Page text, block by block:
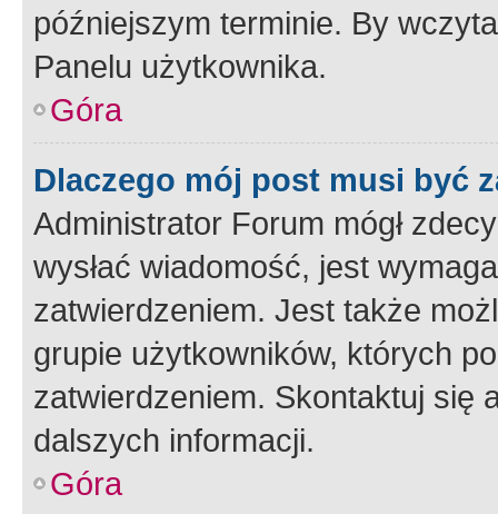
późniejszym terminie. By
Panelu użytkownika.
Góra
Dlaczego mój post musi być
Administrator Forum mógł
wysłać wiadomość, jest
zatwierdzeniem. Jest także
grupie użytkowników, których
zatwierdzeniem. Skontaktuj się
dalszych informacji.
Góra